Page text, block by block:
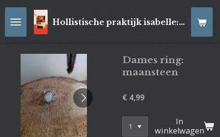
Ga
direct
hoofdinhoud
Hollistische praktijk isabelle: online Kaartleggingen/ Reiki-behandelingen, Relaxatiemassage's , self- made juwelen, spirituele artikelen
Dames ring:
maansteen
€ 4,99
In
winkelwagen